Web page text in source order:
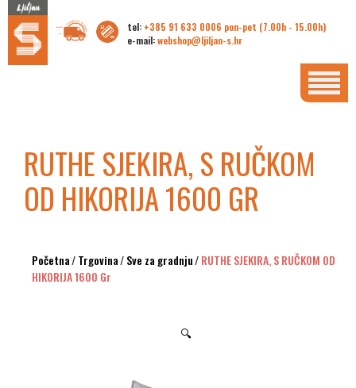
tel: +385 91 633 0006 pon-pet (7.00h - 15.00h)
e-mail:webshop@ljiljan-s.hr
RUTHE SJEKIRA, S RUČKOM
OD HIKORIJA 1600 GR
Početna/Trgovina/Sve za gradnju/RUTHE SJEKIRA, S RUČKOM OD
HIKORIJA 1600 Gr
🔍